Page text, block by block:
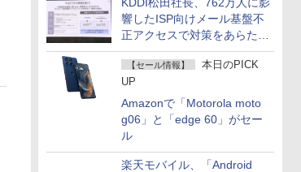
響したISP向けメール基盤不
正アクセスで対策をあらため
て説明
【セール情報】
本日のPICK
UP
Amazonで「Motorola moto
g06」と「edge 60」がセー
ル
楽天モバイル、「Android